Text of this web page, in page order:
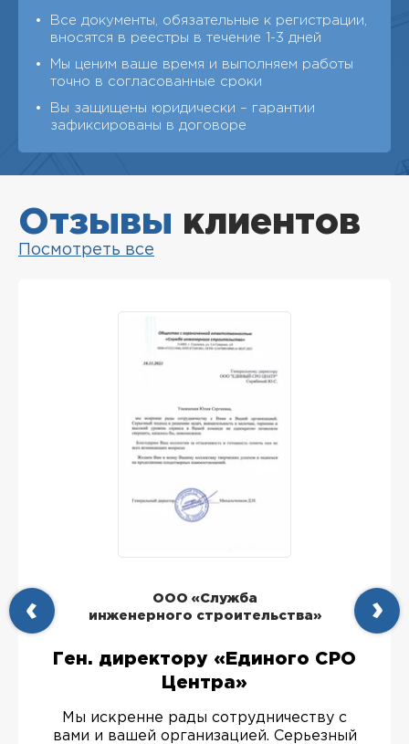
Все документы, обязательные к регистрации,
вносятся в реестры в течение 1-3 дней
Мы ценим ваше время и выполняем работы
точно в согласованные сроки
Вы защищены юридически – гарантии
зафиксированы в договоре
Отзывы клиентов
Посмотреть все
ООО «Служба
инженерного строительства»
Ген. директору «Единого СРО
Центра»
Мы искренне рады сотрудничеству с
вами и вашей организацией. Серьезный